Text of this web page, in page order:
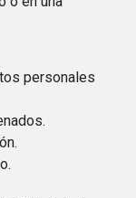
personales